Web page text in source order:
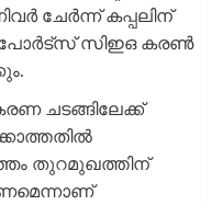
ചേർന്ന് കപ്പലിന്
സിഇഒ കരൺ
ചടങ്ങിലേക്ക്
തുറമുഖത്തിന്